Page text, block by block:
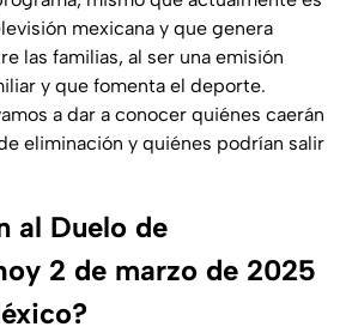
mexicana y que genera
las familias, al ser una emisión
y que fomenta el deporte.
a dar a conocer quiénes caerán
eliminación y quiénes podrían salir
al Duelo de
2 de marzo de 2025